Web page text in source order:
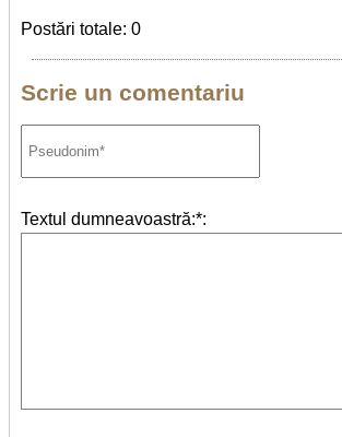
Postări totale: 0
Scrie un comentariu
Textul dumneavoastră:*: